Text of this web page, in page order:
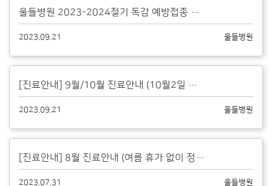
울들병원 2023-2024절기 독감 예방접종 안내(4가백신)...
울들병원
2023.09.21
[진료안내] 9월/10월 진료안내 (10월2일 임시공휴일, 10월9일 한글날 ...
울들병원
2023.09.21
[진료안내] 8월 진료안내 (여름 휴가 없이 정상진료합니다)...
울들병원
2023.07.31